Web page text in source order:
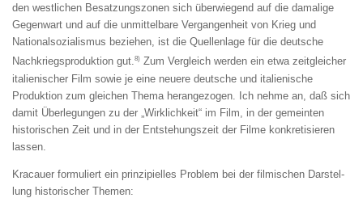
den westlichen Be­satzungszonen sich überwiegend auf die damalige
Gegenwart und auf die un­mittelbare Vergangenheit von Krieg und
Nationalsozialismus beziehen, ist die Quellenlage für die deutsche
Nachkriegsproduktion gut.8) Zum Ver­gleich werden ein etwa zeitgleicher
italienischer Film sowie je eine neuere deutsche und italienische
Produktion zum gleichen Thema herangezo­gen. Ich nehme an, daß sich
damit Überlegungen zu der „Wirklichkeit“ im Film, in der gemeinten
historischen Zeit und in der Entstehungszeit der Filme konkretisieren
lassen.
Kracauer formuliert ein prinzipielles Problem bei der filmischen Darstel­
lung historischer Themen: